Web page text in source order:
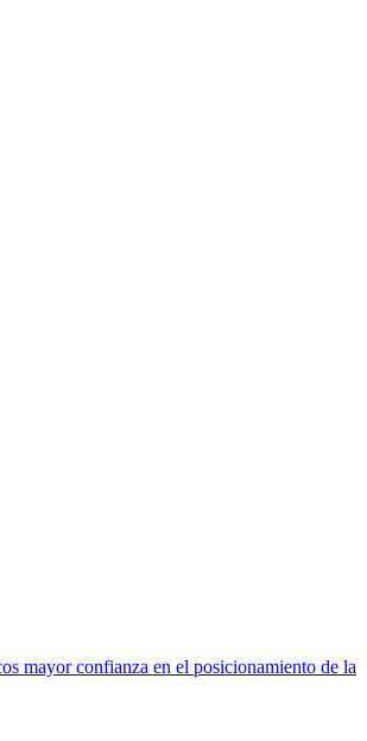
mayor confianza en el posicionamiento de la